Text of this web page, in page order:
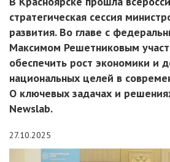
стратегическая сессия
развития. Во главе с
Максимом Решетниковым
обеспечить рост экономики и
национальных целей в
О ключевых задачах и
Newslab.
27.10.2025